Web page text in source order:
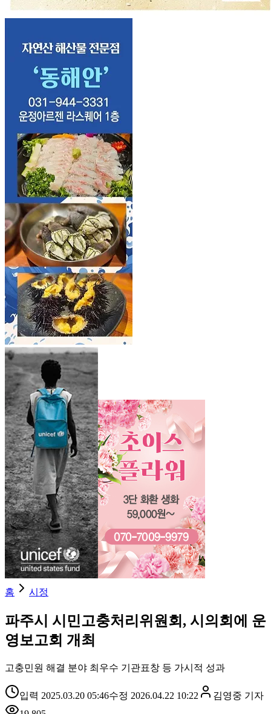
홈 시정
파주시 시민고충처리위원회, 시의회에 운
영보고회 개최
고충민원 해결 분야 최우수 기관표창 등 가시적 성과
입력 2025.03.20 05:46수정 2026.04.22 10:22 김영중 기자